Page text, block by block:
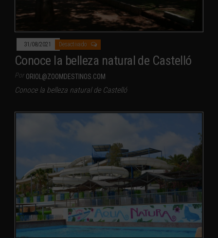
31/08/2021 Desactivado
Conoce la belleza natural de Castelló
Por ORIOL@ZOOMDESTINOS.COM
Conoce la belleza natural de Castelló